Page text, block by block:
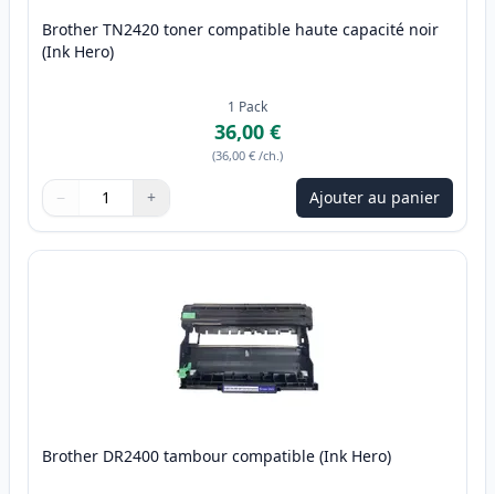
Brother TN2420 toner compatible haute capacité noir
(Ink Hero)
1 Pack
36,00 €
(36,00 € /ch.)
Quantité
Utilisez les boutons pour ajuster
− +
Quantité Ajouter au panier
Brother DR2400 tambour compatible (Ink Hero)